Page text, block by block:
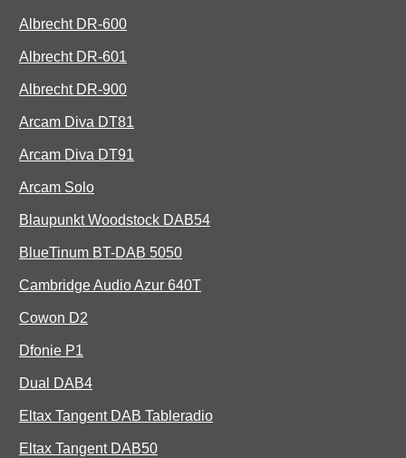
Albrecht DR-600
Albrecht DR-601
Albrecht DR-900
Arcam Diva DT81
Arcam Diva DT91
Arcam Solo
Blaupunkt Woodstock DAB54
BlueTinum BT-DAB 5050
Cambridge Audio Azur 640T
Cowon D2
Dfonie P1
Dual DAB4
Eltax Tangent DAB Tableradio
Eltax Tangent DAB50